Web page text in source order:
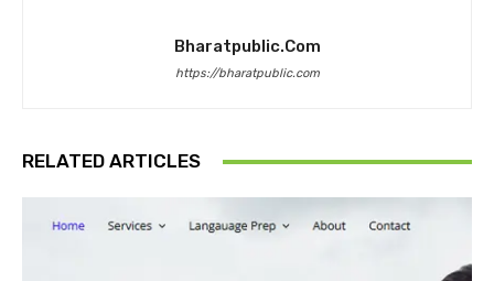
Bharatpublic.com
https://bharatpublic.com
RELATED ARTICLES